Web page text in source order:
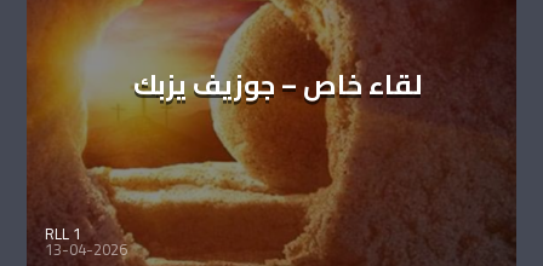
لقاء خاص – جوزيف يزبك
RLL 1
13-04-2026